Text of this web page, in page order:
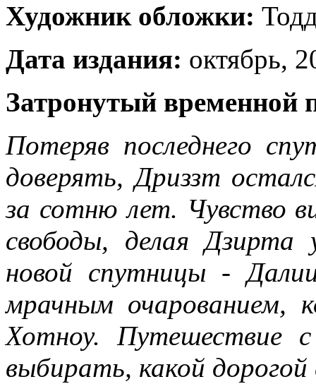
Художник обложки:
Дата издания: октябрь,
Затронутый временной
Потеряв последнего
доверять, Дриззт
за сотню лет. Чувство
свободы, делая Дзирта
новой спутницы -
мрачным очарованием,
Хотноу. Путешествие
выбирать, какой